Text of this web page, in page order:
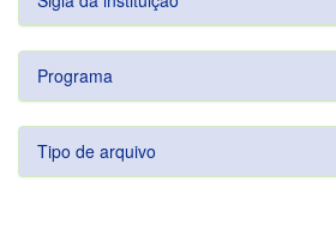
Programa
Tipo de arquivo